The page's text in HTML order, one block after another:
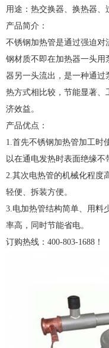
用途：热交换器、换热器
产品简介：
不锈钢加热管是通过强迫
钢材质不即在加热器一头
器另一头流出，是一种通过
热方式相比较，节能显著
济效益。
产品优点：
1.首先不锈钢加热管加工时
以在通电发热时表面绝缘不
2.其次电热管的机械化程度
轻便、拆装方便。
3.电加热管结构简单、用料
率高，同时节能省电。
订购热线：400-803-1688！